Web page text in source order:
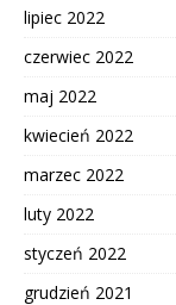
lipiec 2022
czerwiec 2022
maj 2022
kwiecień 2022
marzec 2022
luty 2022
styczeń 2022
grudzień 2021